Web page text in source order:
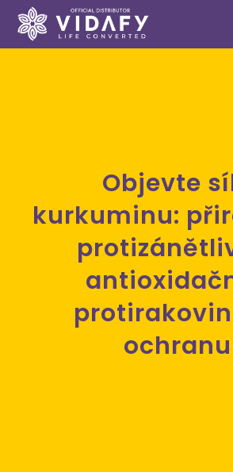
Objevte sílu
kurkuminu:
ochranu